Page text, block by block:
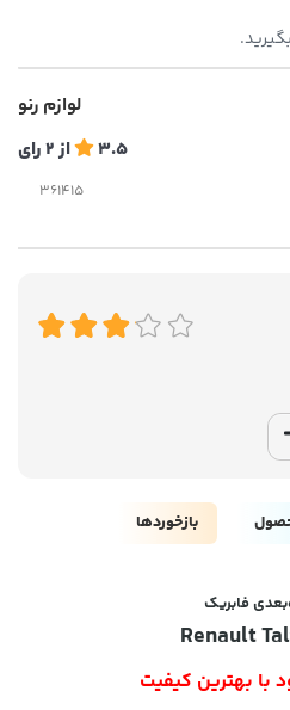
لوازم رنو
3.5 از2رای
بازخوردها
Renault
با بهترین کیفیت